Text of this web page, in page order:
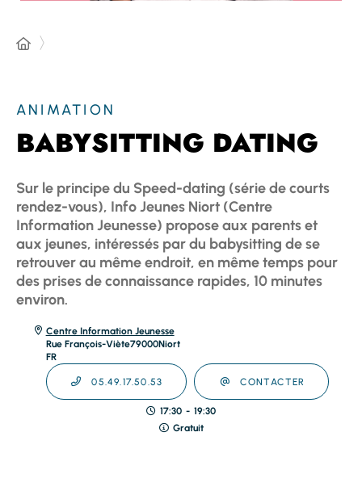
ANIMATION
BABYSITTING DATING
Sur le principe du Speed-dating (série de courts
rendez-vous), Info Jeunes Niort (Centre
Information Jeunesse) propose aux parents et
aux jeunes, intéressés par du babysitting de se
retrouver au même endroit, en même temps pour
des prises de connaissance rapides, 10 minutes
environ.
Centre Information Jeunesse
Rue François-Viète79000Niort
FR
05.49.17.50.53 CONTACTER
17:30 - 19:30
Gratuit